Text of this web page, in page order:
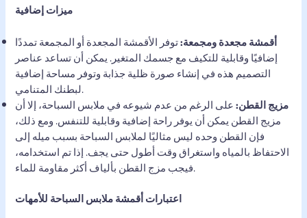
ميزات إضافية
أقمشة مجعدة ومجمعة:توفر الأقمشة المجعدة أو المجمعة تمددًا
إضافيًا وقابلية للتكيف مع جسمك المتغير. يمكن أن تساعد عناصر
التصميم هذه في إنشاء صورة ظلية جذابة وتوفر مساحة إضافية
لبطنك المتنامي.
مزيج القطن:على الرغم من عدم شيوعه في ملابس السباحة، إلا أن
مزيج القطن يمكن أن يوفر راحة إضافية وقابلية للتنفس. ومع ذلك،
فإن القطن وحده ليس مثاليًا لملابس السباحة بسبب ميله إلى
الاحتفاظ بالمياه واستغراق وقت أطول حتى يجف. إذا تم استخدامه،
فيجب مزج القطن بألياف أكثر مقاومة للماء.
اعتبارات أقمشة ملابس السباحة للأمهات